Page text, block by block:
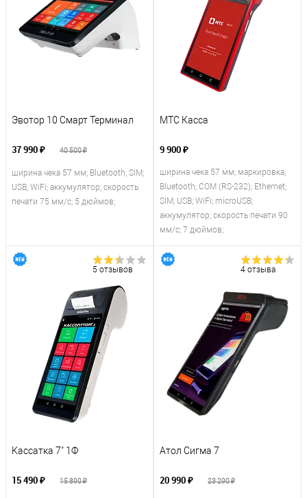
Эвотор 10 Смарт Терминал
37 990 ₽ 40 500 ₽
ширина чека 57 мм; Bluetooth; SIM;
USB; WiFi; аккумулятор; скорость
печати 75 мм/с; 5 дюймов;
МТС Касса
9 900 ₽
ширина чека 57 мм; маркировка;
Bluetooth; COM (RS-232); Ethernet;
SIM; USB; WiFi; microUSB;
аккумулятор; скорость печати 90
мм/с; 7 дюймов;
5 отзывов
Кассатка 7" 1Ф
15 490 ₽ 15 890 ₽
4 отзыва
Атол Сигма 7
20 990 ₽ 23 290 ₽